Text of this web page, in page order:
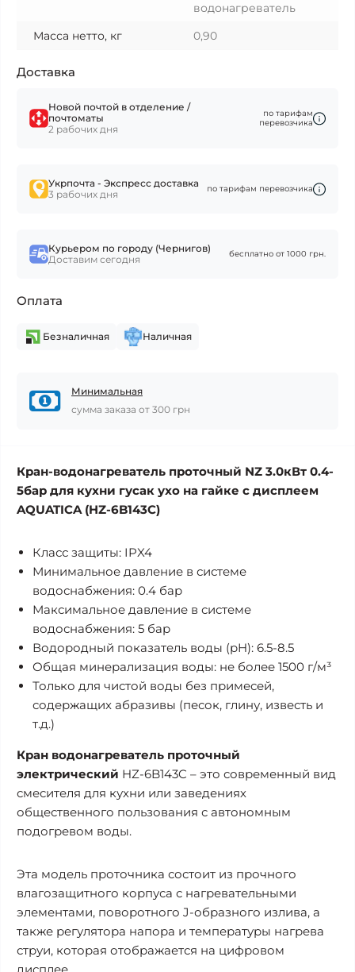
водонагреватель
Масса нетто, кг
0,90
Доставка
Новой почтой в отделение /
почтоматы
2 рабочих дня
по тарифам
перевозчика
Укрпочта - Экспресс доставка
3 рабочих дня
по тарифам перевозчика
Курьером по городу (Чернигов)
Доставим сегодня
бесплатно от 1000 грн.
Оплата
Безналичная Наличная
Минимальная
сумма заказа от 300 грн
Кран-водонагреватель проточный NZ 3.0кВт 0.4-
5бар для кухни гусак ухо на гайке с дисплеем
AQUATICA (HZ-6B143C)
Класс защиты: IPX4
Минимальное давление в системе
водоснабжения: 0.4 бар
Максимальное давление в системе
водоснабжения: 5 бар
Водородный показатель воды (pH): 6.5-8.5
Общая минерализация воды: не более 1500 г/м³
Только для чистой воды без примесей,
содержащих абразивы (песок, глину, известь и
т.д.)
Кран водонагреватель проточный
электрический HZ-6B143C – это современный вид
смесителя для кухни или заведениях
общественного пользования с автономным
подогревом воды.
Эта модель проточника состоит из прочного
влагозащитного корпуса с нагревательными
элементами, поворотного J-образного излива, а
также регулятора напора и температуры нагрева
струи, которая отображается на цифровом